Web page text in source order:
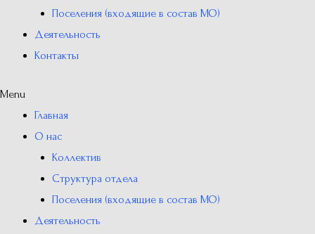
Поселения (входящие в состав МО)
Деятельность
Контакты
Menu
Главная
О нас
Коллектив
Структура отдела
Поселения (входящие в состав МО)
Деятельность